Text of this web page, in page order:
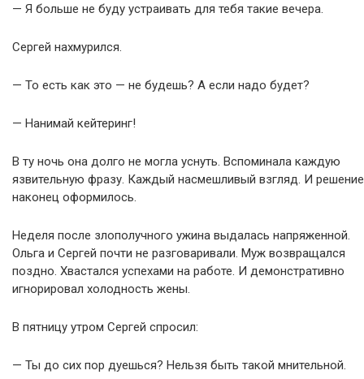
— Я больше не буду устраивать для тебя такие вечера.
Сергей нахмурился.
— То есть как это — не будешь? А если надо будет?
— Нанимай кейтеринг!
В ту ночь она долго не могла уснуть. Вспоминала каждую
язвительную фразу. Каждый насмешливый взгляд. И решение
наконец оформилось.
Неделя после злополучного ужина выдалась напряженной.
Ольга и Сергей почти не разговаривали. Муж возвращался
поздно. Хвастался успехами на работе. И демонстративно
игнорировал холодность жены.
В пятницу утром Сергей спросил:
— Ты до сих пор дуешься? Нельзя быть такой мнительной.